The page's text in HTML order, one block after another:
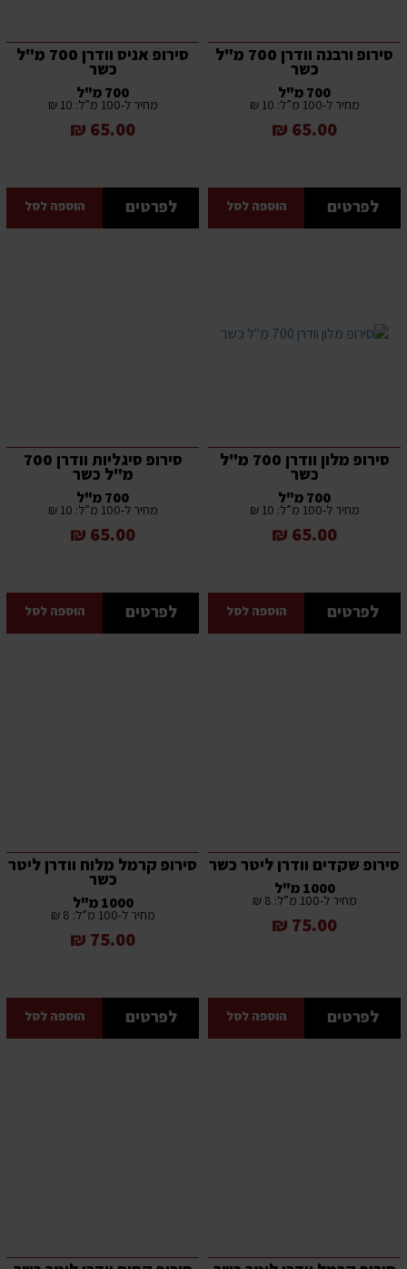
סירופ ורבנה וודרן 700 מ"ל
כשר
700 מ"ל
מחיר ל-100 מ”ל: 10 ₪
65.00 ₪
לפרטים הוספה לסל
סירופ אניס וודרן 700 מ"ל
כשר
700 מ"ל
מחיר ל-100 מ”ל: 10 ₪
65.00 ₪
לפרטים הוספה לסל
סירופ מלון וודרן 700 מ"ל
כשר
700 מ"ל
מחיר ל-100 מ”ל: 10 ₪
65.00 ₪
לפרטים הוספה לסל
סירופ סיגליות וודרן 700
מ"ל כשר
700 מ"ל
מחיר ל-100 מ”ל: 10 ₪
65.00 ₪
לפרטים הוספה לסל
סירופ שקדים וודרן ליטר כשר
1000 מ"ל
מחיר ל-100 מ”ל: 8 ₪
75.00 ₪
לפרטים הוספה לסל
סירופ קרמל מלוח וודרן ליטר
כשר
1000 מ"ל
מחיר ל-100 מ”ל: 8 ₪
75.00 ₪
לפרטים הוספה לסל